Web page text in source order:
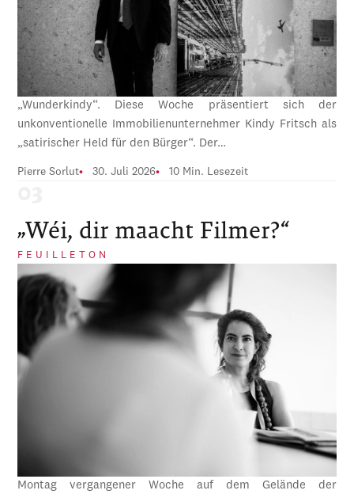
„Wunderkindy“. Diese Woche präsentiert sich der
unkonventionelle Immobilienunternehmer Kindy Fritsch als
„satirischer Held für den Bürger“. Der…
Pierre Sorlut 30. Juli 2026 10 Min. Lesezeit
„Wéi, dir maacht Filmer?“
FEUILLETON
Montag vergangener Woche auf dem Gelände der